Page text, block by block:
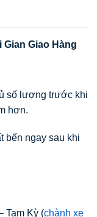
Giao Hàng
số lượng trước khi
hơn.
bến ngay sau khi
Tam Kỳ (chành xe